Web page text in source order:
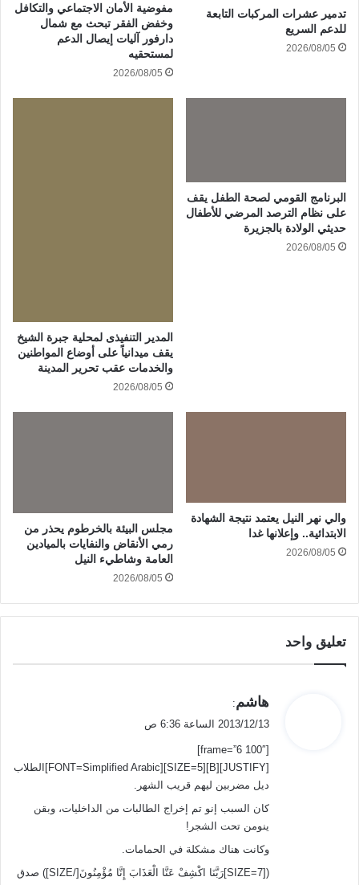
تدمير عشرات المركبات التابعة
للدعم السريع
2026/08/05
مفوضية الأمان الاجتماعي والتكافل
وخفض الفقر تبحث مع شمال
دارفور آليات إيصال الدعم
لمستحقيه
2026/08/05
البرنامج القومي لصحة الطفل يقف
على نظام الترصد المرضي للأطفال
حديثي الولادة بالجزيرة
2026/08/05
المدير التنفيذى لمحلية جبرة الشيخ
يقف ميدانياً على أوضاع المواطنين
والخدمات عقب تحرير المدينة
2026/08/05
والي نهر النيل يعتمد نتيجة الشهادة
الابتدائية.. وإعلانها غدا
2026/08/05
مجلس البيئة بالخرطوم يحذر من
رمي الأنقاض والنفايات بالميادين
العامة وشاطيء النيل
2026/08/05
تعليق واحد
ي
ق
ل
هاشم:
2013/12/13 الساعة 6:36 ص
[frame=”6 100″]
[JUSTIFY][B][SIZE=5][FONT=Simplified Arabic]الطلاب
ديل مضربين ليهم قريب الشهر.
كان السبب إنو تم إخراج الطالبات من الداخليات، وبقن
ينومن تحت الشجر!
وكانت هناك مشكلة في الحمامات.
([SIZE=7]رَبَّنَا اكْشِفْ عَنَّا الْعَذَابَ إِنَّا مُؤْمِنُونَ[/SIZE]) صدق